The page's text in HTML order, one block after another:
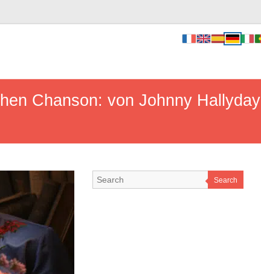
Chanson: von Johnny Hallyday
Search